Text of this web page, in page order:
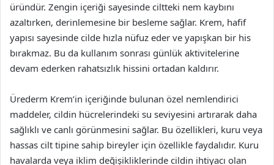
üründür. Zengin içeriği sayesinde ciltteki nem kaybını
azaltırken, derinlemesine bir besleme sağlar. Krem, hafif
yapısı sayesinde cilde hızla nüfuz eder ve yapışkan bir his
bırakmaz. Bu da kullanım sonrası günlük aktivitelerine
devam ederken rahatsızlık hissini ortadan kaldırır.
Ürederm Krem’in içeriğinde bulunan özel nemlendirici
maddeler, cildin hücrelerindeki su seviyesini artırarak daha
sağlıklı ve canlı görünmesini sağlar. Bu özellikleri, kuru veya
hassas cilt tipine sahip bireyler için özellikle faydalıdır. Kuru
havalarda veya iklim değişikliklerinde cildin ihtiyacı olan